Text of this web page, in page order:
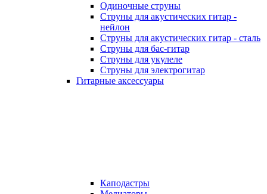
Одиночные струны
Струны для акустических гитар -
нейлон
Струны для акустических гитар - сталь
Струны для бас-гитар
Струны для укулеле
Струны для электрогитар
Гитарные аксессуары
Каподастры